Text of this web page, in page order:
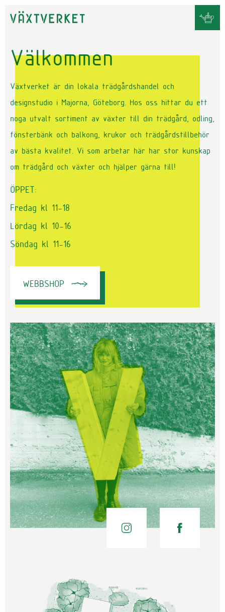
Välkommen
Växtverket är din lokala trädgårdshandel och
designstudio i Majorna, Göteborg. Hos oss hittar du ett
noga utvalt sortiment av växter till din trädgård, odling,
fönsterbänk och balkong, krukor och trädgårdstillbehör
av bästa kvalitet. Vi som arbetar här har stor kunskap
om trädgård och växter och hjälper gärna till!
ÖPPET:
Fredag kl 11-18
Lördag kl 10-16
Söndag kl 11-16
WEBBSHOP